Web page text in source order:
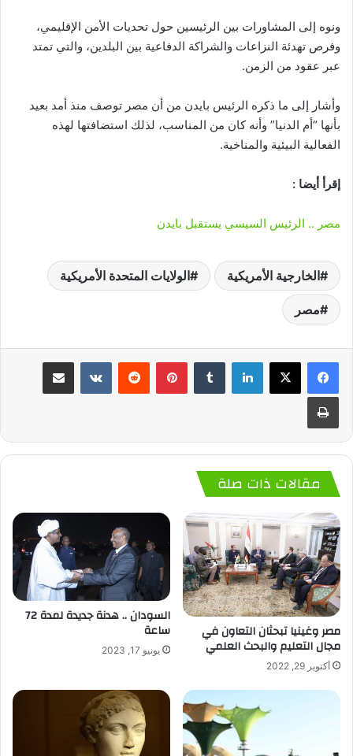
ونوه إلى المشاورات بين الرئيسين حول تحديات الأمن الإقليمي،
وفرص تهدئة النزاعات والشراكة الدفاعية بين البلدين، والتي تمتد
عبر عقود من الزمن.
وأشار إلى ما ذكره الرئيس بايدن من أن مصر توصف منذ أمد بعيد
بأنها “أم الدنيا” وأنه كان من المناسب، لذلك استضافتها لهذه
الفعالية البيئية والمناخية.
إقرأ أيضا :
مصر .. الرئيس السيسي يستقبل بايدن
الخارجية الأمريكية الولايات المتحدة الأمريكية
مصر
لينكدإن بينتيريست
مقالات ذات صلة
مصر وغينيا تبحثان التعاون في
مجال التعليم والبحث العلمي
أكتوبر 29, 2022
السودان .. هدنة جديدة لمدة 72
ساعة
يونيو 17, 2023